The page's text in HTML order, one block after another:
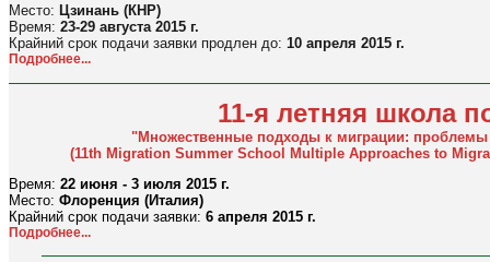
Место: Цзинань (КНР)
Время: 23-29 августа 2015 г.
Крайний срок подачи заявки продлен до: 10 апреля 2015 г.
Подробнее...
11-я летняя школа
"Множественные подходы к миграции: проблемы
(11th Migration Summer School Multiple Approaches to
Время: 22 июня - 3 июля 2015 г.
Место: Флоренция (Италия)
Крайний срок подачи заявки: 6 апреля 2015 г.
Подробнее...